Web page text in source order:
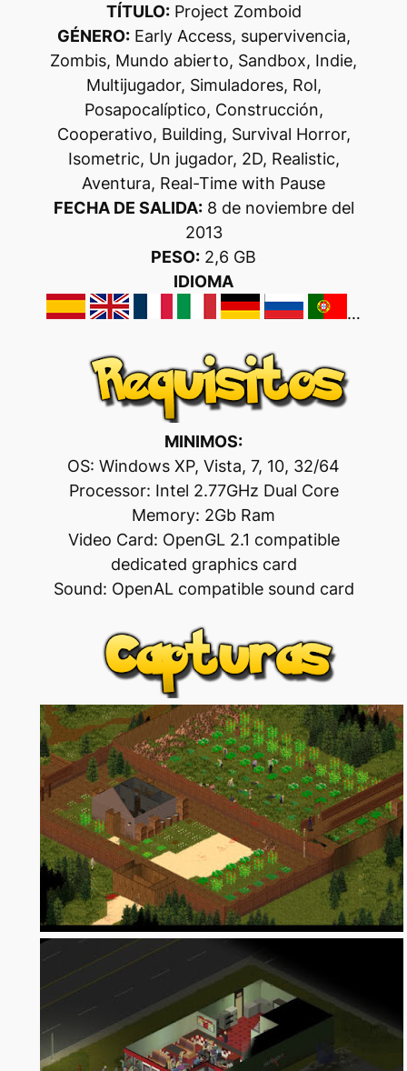
TÍTULO:Project Zomboid
GÉNERO: Early Access, supervivencia,
Zombis, Mundo abierto, Sandbox, Indie,
Multijugador, Simuladores, Rol,
Posapocalíptico, Construcción,
Cooperativo, Building, Survival Horror,
Isometric, Un jugador, 2D, Realistic,
Aventura, Real-Time with Pause
FECHA DE SALIDA:8 de noviembre del
2013
PESO: 2,6 GB
IDIOMA
…
MINIMOS:
OS: Windows XP, Vista, 7, 10, 32/64
Processor: Intel 2.77GHz Dual Core
Memory: 2Gb Ram
Video Card: OpenGL 2.1 compatible
dedicated graphics card
Sound: OpenAL compatible sound card